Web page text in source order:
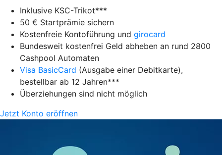
Inklusive KSC-Trikot***
50 € Startprämie sichern
Kostenfreie Kontoführung und girocard
Bundesweit kostenfrei Geld abheben an rund 2800
Cashpool Automaten
Visa BasicCard (Ausgabe einer Debitkarte),
bestellbar ab 12 Jahren***
Überziehungen sind nicht möglich
Jetzt Konto eröffnen